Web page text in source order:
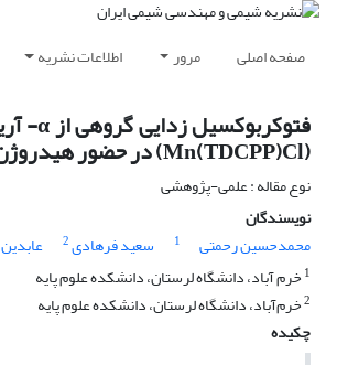
صفحه اصلی مرور اطلاعات نشریه
(Mn(TDCPP)Cl) در حضور هیدروژن پراکسید
نوع مقاله : علمی-پژوهشی
نویسندگان
محمدحسین رحمتی
1 سعید فرهادی2
1 خرم آباد، دانشگاه لرستان، دانشکده علوم پایه
2خرم‌آباد، دانشگاه لرستان، دانشکده علوم پایه
چکیده